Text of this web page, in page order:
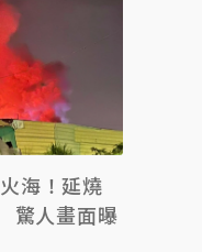
海！延燒
人畫面曝